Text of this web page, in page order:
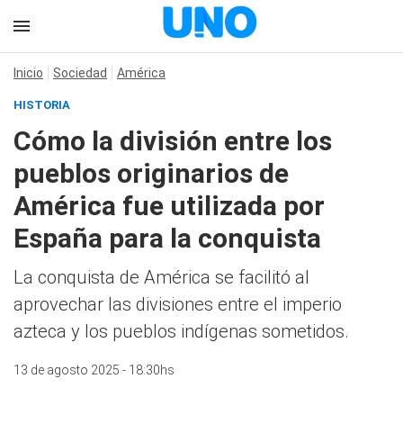
Inicio Sociedad América
HISTORIA
Cómo la división entre los
pueblos originarios de
América fue utilizada por
España para la conquista
La conquista de América se facilitó al
aprovechar las divisiones entre el imperio
azteca y los pueblos indígenas sometidos.
13 de agosto 2025 - 18:30hs